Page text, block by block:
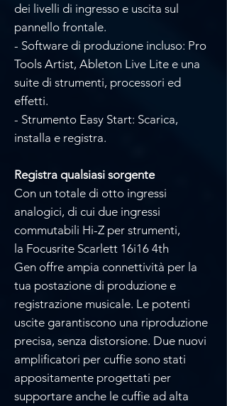
dei livelli di ingresso e uscita sul
pannello frontale.
- Software di produzione incluso: Pro
Tools Artist, Ableton Live Lite e una
suite di strumenti, processori ed
effetti.
- Strumento Easy Start: Scarica,
installa e registra.
Registra qualsiasi sorgente
Con un totale di otto ingressi
analogici, di cui due ingressi
commutabili Hi-Z per strumenti,
la Focusrite Scarlett 16i16 4th
Gen offre ampia connettività per la
tua postazione di produzione e
registrazione musicale. Le potenti
uscite garantiscono una riproduzione
precisa, senza distorsione. Due nuovi
amplificatori per cuffie sono stati
appositamente progettati per
supportare anche le cuffie ad alta